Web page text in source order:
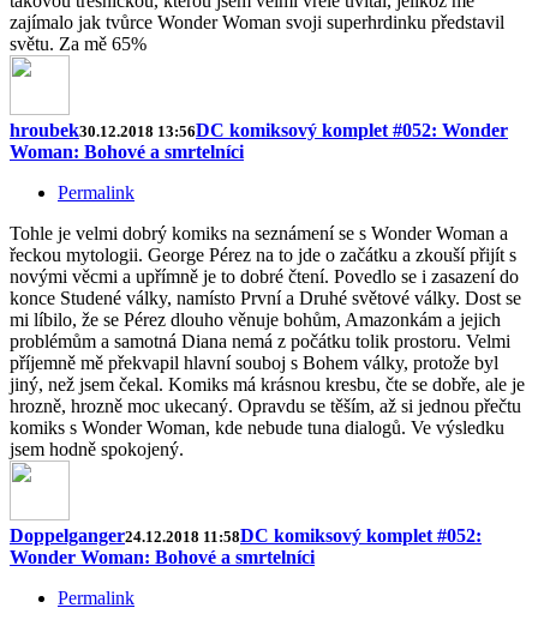
zajímalo jak tvůrce Wonder Woman svoji superhrdinku představil
světu. Za mě 65%
hroubek30.12.2018 13:56DC komiksový komplet #052: Wonder
Woman: Bohové a smrtelníci
Permalink
Tohle je velmi dobrý komiks na seznámení se s Wonder Woman a
řeckou mytologii. George Pérez na to jde o začátku a zkouší přijít s
novými věcmi a upřímně je to dobré čtení. Povedlo se i zasazení do
konce Studené války, namísto První a Druhé světové války. Dost se
mi líbilo, že se Pérez dlouho věnuje bohům, Amazonkám a jejich
problémům a samotná Diana nemá z počátku tolik prostoru. Velmi
příjemně mě překvapil hlavní souboj s Bohem války, protože byl
jiný, než jsem čekal. Komiks má krásnou kresbu, čte se dobře, ale je
hrozně, hrozně moc ukecaný. Opravdu se těším, až si jednou přečtu
komiks s Wonder Woman, kde nebude tuna dialogů. Ve výsledku
jsem hodně spokojený.
Doppelganger24.12.2018 11:58DC komiksový komplet #052:
Wonder Woman: Bohové a smrtelníci
Permalink